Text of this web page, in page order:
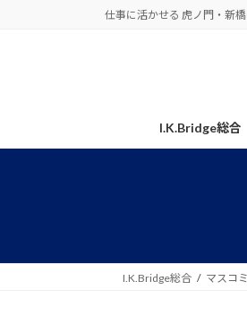
仕事に活かせる 虎ノ門・新
I.K.Bridge総合
I.K.Bridge総合 マスコ